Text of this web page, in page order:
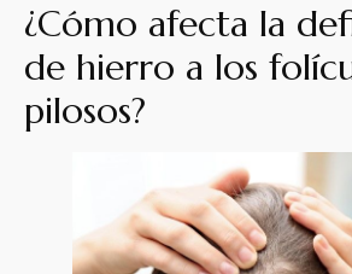
¿Cómo afecta la
de hierro a los
pilosos?